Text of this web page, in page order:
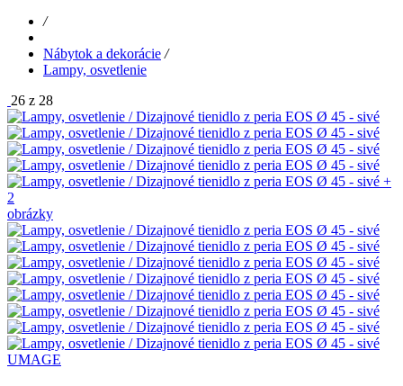
/
Nábytok a dekorácie /
Lampy, osvetlenie
26 z 28
+
2
obrázky
UMAGE